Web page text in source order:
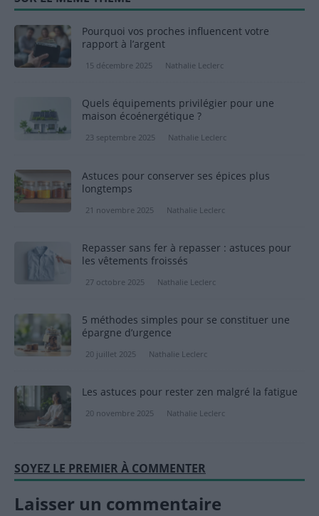
Pourquoi vos proches influencent votre
rapport à l’argent
15 décembre 2025 Nathalie Leclerc
Quels équipements privilégier pour une
maison écoénergétique ?
23 septembre 2025 Nathalie Leclerc
Astuces pour conserver ses épices plus
longtemps
21 novembre 2025 Nathalie Leclerc
Repasser sans fer à repasser : astuces pour
les vêtements froissés
27 octobre 2025 Nathalie Leclerc
5 méthodes simples pour se constituer une
épargne d’urgence
20 juillet 2025 Nathalie Leclerc
Les astuces pour rester zen malgré la fatigue
20 novembre 2025 Nathalie Leclerc
SOYEZ LE PREMIER À COMMENTER
Laisser un commentaire